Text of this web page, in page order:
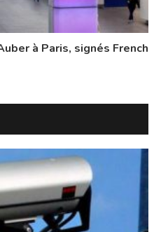
à Paris, signés French